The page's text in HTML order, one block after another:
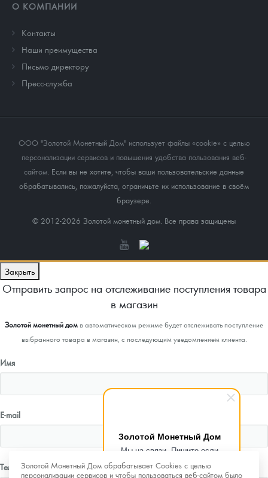
Золотой Монетный Дом
Мы на связи. Пишите если
возникнут любые вопросы.
Рады помочь.
О КОМПАНИИ
Контакты
Наши преимущества
Письмо директору
Пресс-служба
ООО "Золотой Монетный Дом" использует файлы «cookie» с целью
персонализации сервисов и повышения удобства пользования веб-
сайтом. Если вы не хотите, чтобы ваши пользовательские данные
обрабатывались, пожалуйста, ограничьте их использование в своём
браузере.
© 2012-2026 Золотой монетный дом. Все права защищены
Золотой Монетный Дом обрабатывает Cookies с целью
персонализации сервисов и чтобы пользоваться веб-сайтом было
Закрыть
Отправить запрос на отслеживание поступления товара
в магазин
Золотой монетный домв автоматическом режиме будет отслеживать поступление
выбранного товара в магазин, с последующим уведомлением клиента.
Имя
E-mail
Телефон